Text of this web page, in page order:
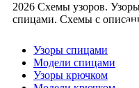
2026 Схемы узоров.
спицами. Cхемы с
Узоры спицами
Модели спицами
Узоры крючком